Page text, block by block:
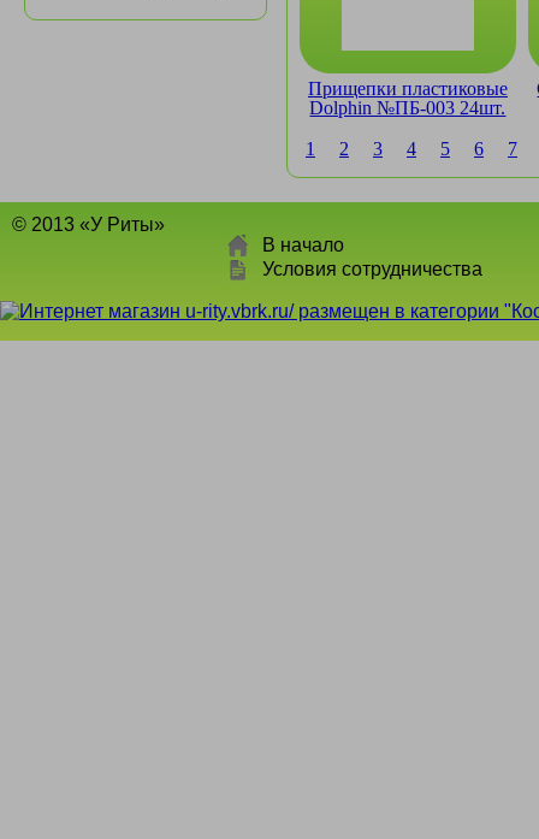
Прищепки пластиковые
Dolphin №ПБ-003 24шт.
1 2 3 4 5 6 7
© 2013 «У Риты»
В начало
Условия сотрудничества